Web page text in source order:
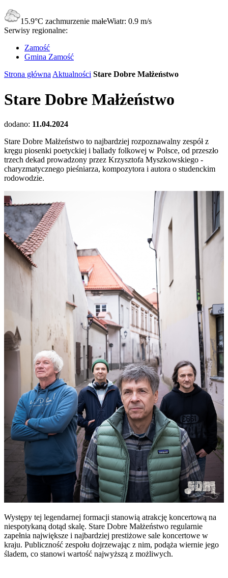
15.9°C zachmurzenie małeWiatr: 0.9 m/s
Serwisy regionalne:
Zamość
Gmina Zamość
Strona główna Aktualności Stare Dobre Małżeństwo
Stare Dobre Małżeństwo
dodano: 11.04.2024
Stare Dobre Małżeństwo to najbardziej rozpoznawalny zespół z
kręgu piosenki poetyckiej i ballady folkowej w Polsce, od przeszło
trzech dekad prowadzony przez Krzysztofa Myszkowskiego -
charyzmatycznego pieśniarza, kompozytora i autora o studenckim
rodowodzie.
Występy tej legendarnej formacji stanowią atrakcję koncertową na
niespotykaną dotąd skalę. Stare Dobre Małżeństwo regularnie
zapełnia największe i najbardziej prestiżowe sale koncertowe w
kraju. Publiczność zespołu dojrzewając z nim, podąża wiernie jego
śladem, co stanowi wartość najwyższą z możliwych.